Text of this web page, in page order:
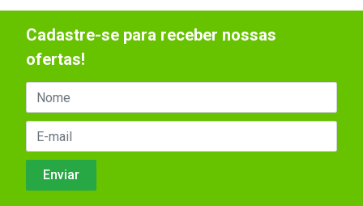
Cadastre-se para receber nossas
ofertas!